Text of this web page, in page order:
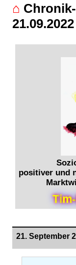
⌂
21.09.2022
positiver und
Tim-
21. September